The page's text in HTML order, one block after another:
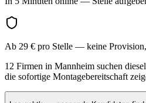
Ab 29 € pro Stelle — keine
12 Firmen in Mannheim suchen
die sofortige Montagebereitschaft